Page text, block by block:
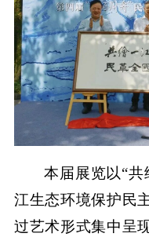
本届展览以“
江生态环境保护民
过艺术形式集中呈